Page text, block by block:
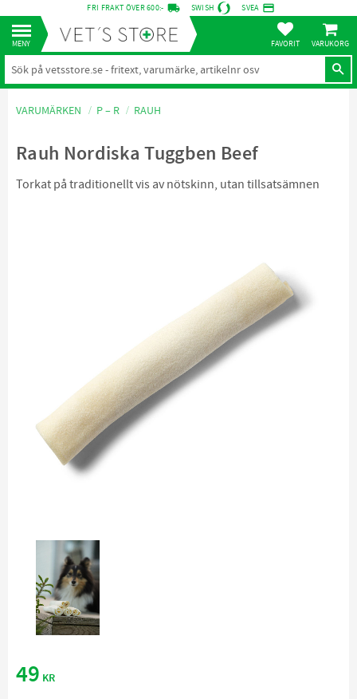
Meny
FRI FRAKT ÖVER 600:- local_shipping SWISH SVEA credit_card
FAVORITER
VARUMÄRKEN P – R RAUH
Rauh Nordiska Tuggben Beef
Torkat på traditionellt vis av nötskinn, utan tillsatsämnen
49 KR